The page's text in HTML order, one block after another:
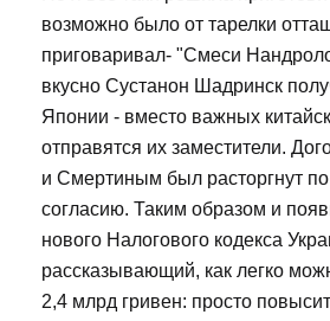
возможно было от тарелки
приговаривал- "Смеси
вкусно Сустанон Шадринск
Японии - вместо важных
отправятся их заместители.
и Смертиным был расторгнут
согласию. Таким образом и
нового Налогового кодекса
рассказывающий, как легко
2,4 млрд гривен: просто